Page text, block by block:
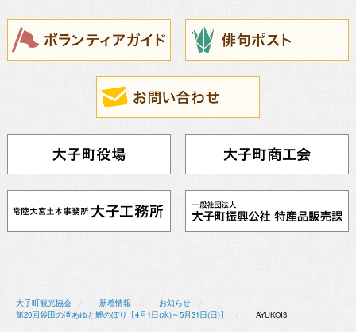
大子町観光協会 新着情報
お知らせ
第20回袋田の滝あゆと鯉のぼり【4月1日(水)～5月31日(日)】
AYUKOI3